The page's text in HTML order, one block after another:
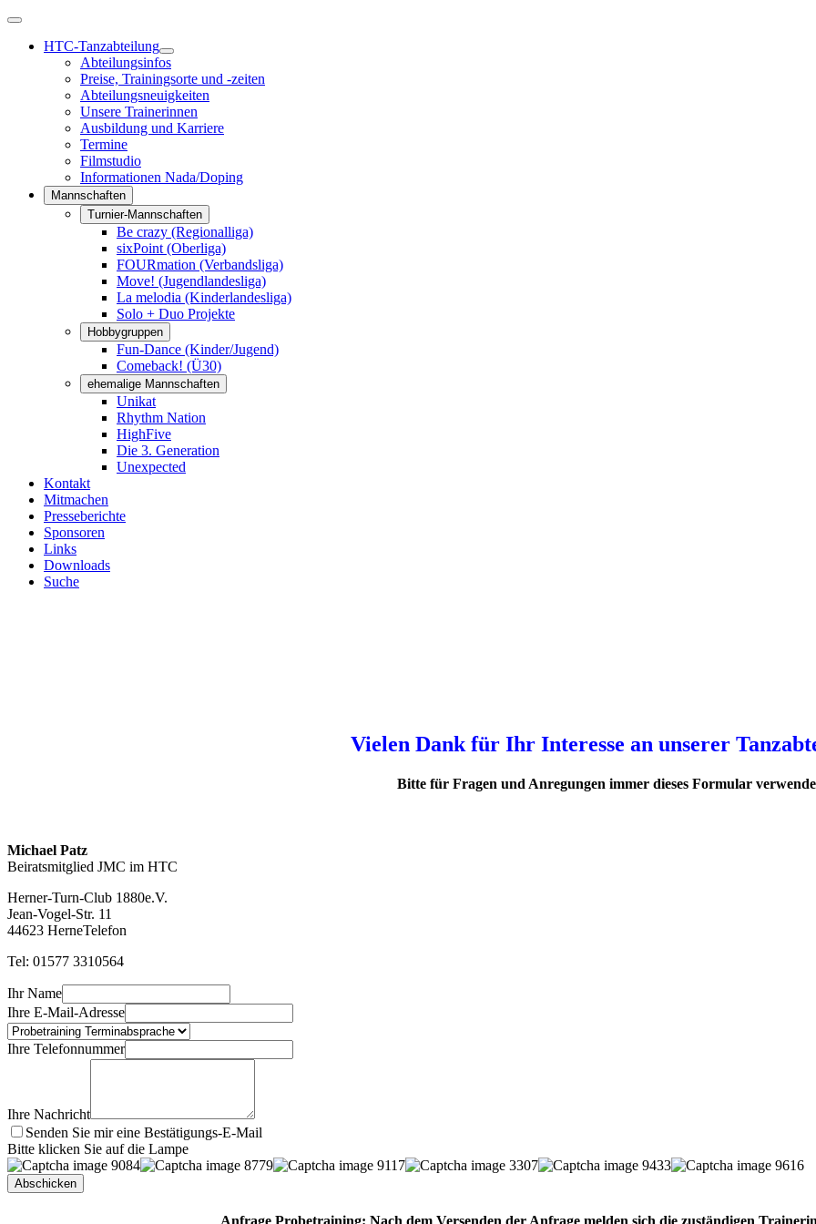
HTC-Tanzabteilung
Abteilungsinfos
Preise, Trainingsorte und -zeiten
Abteilungsneuigkeiten
Unsere Trainerinnen
Ausbildung und Karriere
Termine
Filmstudio
Informationen Nada/Doping
Mannschaften
Turnier-Mannschaften
Be crazy (Regionalliga)
sixPoint (Oberliga)
FOURmation (Verbandsliga)
Move! (Jugendlandesliga)
La melodia (Kinderlandesliga)
Solo + Duo Projekte
Hobbygruppen
Fun-Dance (Kinder/Jugend)
Comeback! (Ü30)
ehemalige Mannschaften
Unikat
Rhythm Nation
HighFive
Die 3. Generation
Unexpected
Kontakt
Mitmachen
Presseberichte
Sponsoren
Links
Downloads
Suche
Vielen Dank für Ihr Interesse an unserer
Bitte für Fragen und Anregungen immer dieses Formular
Michael Patz
Beiratsmitglied JMC im HTC
Herner-Turn-Club 1880e.V.
Jean-Vogel-Str. 11
44623 HerneTelefon
Tel: 01577 3310564
Ihr Name
Ihre E-Mail-Adresse
Ihre Telefonnummer
Ihre Nachricht
Senden Sie mir eine Bestätigungs-E-Mail
Bitte klicken Sie auf die Lampe
Anfrage Probetraining: Nach dem Versenden der Anfrage melden sich die zuständigen